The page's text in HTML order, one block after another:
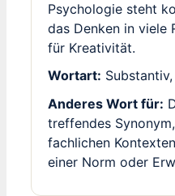
Psychologie steht
das Denken in viele
für Kreativität.
Wortart:
Anderes Wort für:
treffendes
fachlichen
einer Norm oder